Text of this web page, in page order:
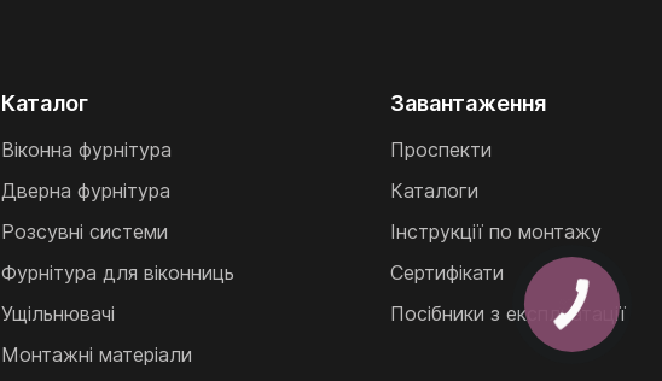
Каталог
Віконна фурнітура
Дверна фурнітура
Розсувні системи
Фурнітура для віконниць
Ущільнювачі
Монтажні матеріали
Завантаження
Проспекти
Каталоги
Інструкції по монтажу
Сертифікати
Посібники з експлуатації